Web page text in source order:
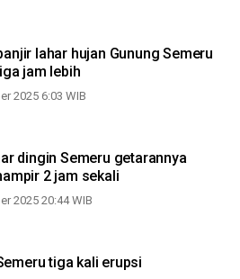
lahar hujan Gunung Semeru
jam lebih
2025 6:03 WIB
dingin Semeru getarannya
2 jam sekali
2025 20:44 WIB
tiga kali erupsi